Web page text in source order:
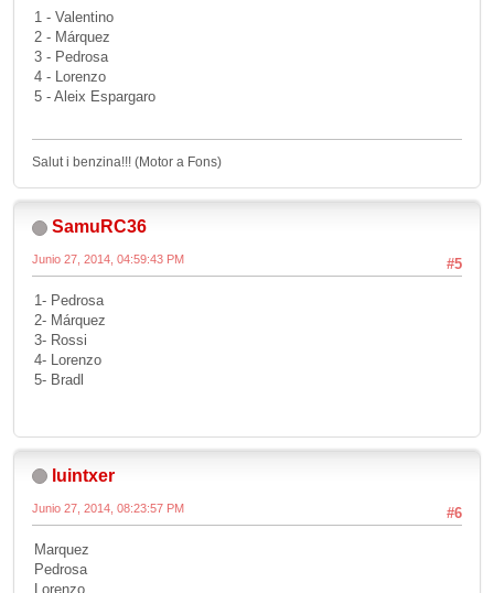
1 - Valentino
2 - Márquez
3 - Pedrosa
4 - Lorenzo
5 - Aleix Espargaro
Salut i benzina!!! (Motor a Fons)
SamuRC36
#5
Junio 27, 2014, 04:59:43 PM
1- Pedrosa
2- Márquez
3- Rossi
4- Lorenzo
5- Bradl
luintxer
#6
Junio 27, 2014, 08:23:57 PM
Marquez
Pedrosa
Lorenzo